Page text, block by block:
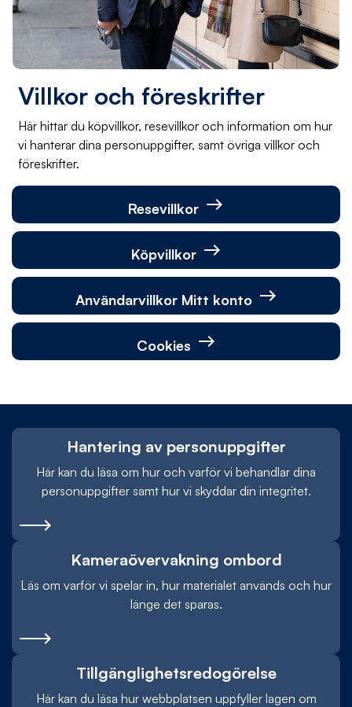
Villkor och föreskrifter
Här hittar du köpvillkor, resevillkor och information om hur
vi hanterar dina personuppgifter, samt övriga villkor och
föreskrifter.
Resevillkor east
Köpvillkor east
Användarvillkor Mitt konto east
Cookies east
Hantering av personuppgifter
Här kan du läsa om hur och varför vi behandlar dina
personuppgifter samt hur vi skyddar din integritet.
Kameraövervakning ombord
Läs om varför vi spelar in, hur materialet används och hur
länge det sparas.
Tillgänglighetsredogörelse
Här kan du läsa hur webbplatsen uppfyller lagen om